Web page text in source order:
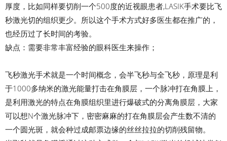
厚度，比如同样要切削一个500度的近视眼患者,LASIK手术要比飞
秒激光切的组织更少。所以这个手术方式好多医生都在推广的，
也经历过了长时间的考验。
缺点：需要非常丰富经验的眼科医生来操作；
飞秒激光手术就是一个时间概念，会半飞秒与全飞秒，原理是利
于1000多纳米的激光能量打击在角膜层，一个脉冲打在角膜上，
是利用激光的特点在角膜组织里进行爆破式的分离角膜层，大家
可以想N个激光脉冲下，密密麻麻的打在角膜层会产生数不清的
一个圆光斑，就会种过成邮票边缘的丝丝拉拉的切削残留物。